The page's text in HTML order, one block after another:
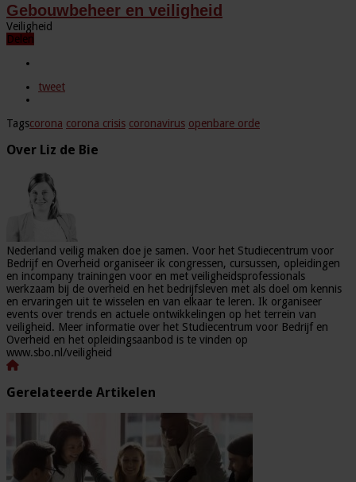
Gebouwbeheer en veiligheid
Veiligheid
Delen
tweet
Tagscorona corona crisis coronavirus openbare orde
Over Liz de Bie
Nederland veilig maken doe je samen. Voor het Studiecentrum voor
Bedrijf en Overheid organiseer ik congressen, cursussen, opleidingen
en incompany trainingen voor en met veiligheidsprofessionals
werkzaam bij de overheid en het bedrijfsleven met als doel om kennis
en ervaringen uit te wisselen en van elkaar te leren. Ik organiseer
events over trends en actuele ontwikkelingen op het terrein van
veiligheid. Meer informatie over het Studiecentrum voor Bedrijf en
Overheid en het opleidingsaanbod is te vinden op
www.sbo.nl/veiligheid
Gerelateerde Artikelen